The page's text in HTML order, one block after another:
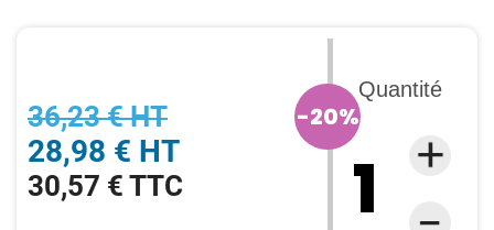
36,23 € HT
28,98 € HT
30,57 € TTC
-20%
Quantité